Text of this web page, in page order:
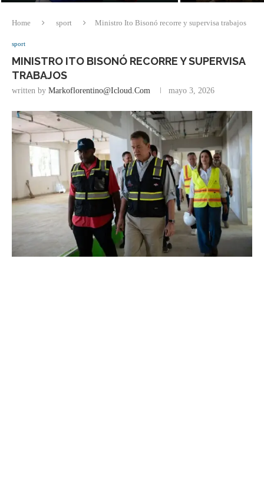
Home sport Ministro Ito Bisonó recorre y supervisa trabajos
sport
MINISTRO ITO BISONÓ RECORRE Y SUPERVISA
TRABAJOS
written by Markoflorentino@icloud.com mayo 3, 2026